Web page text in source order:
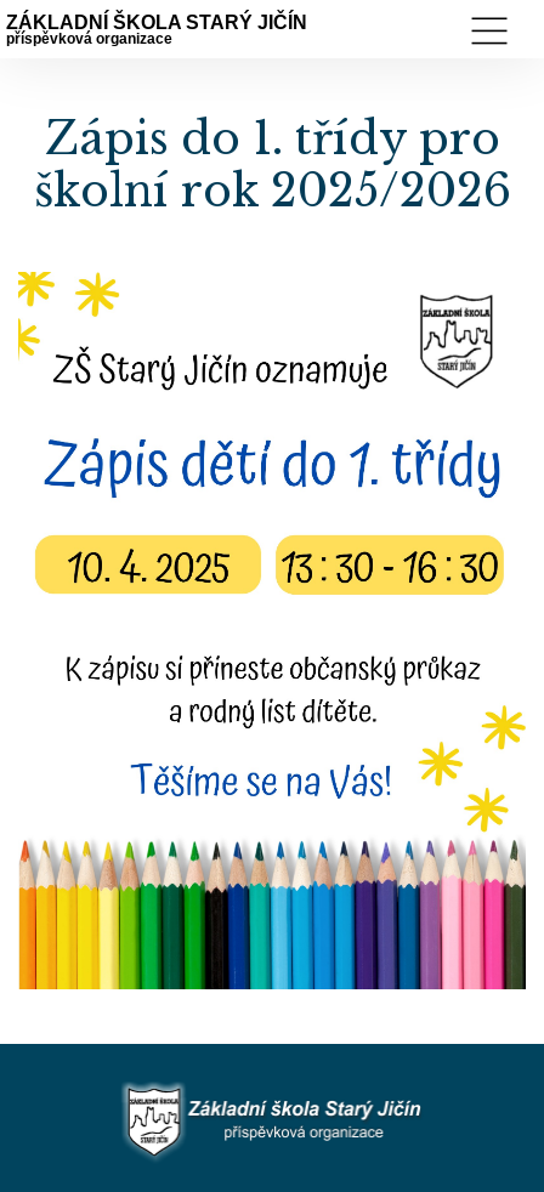
ZÁKLADNÍ ŠKOLA STARÝ JIČÍN
příspěvková organizace
Zápis do 1. třídy pro
školní rok 2025/2026